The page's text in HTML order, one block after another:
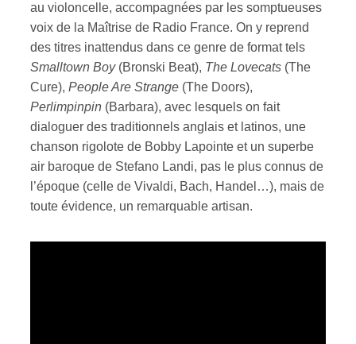
au violoncelle, accompagnées par les somptueuses
voix de la Maîtrise de Radio France. On y reprend
des titres inattendus dans ce genre de format tels
Smalltown Boy(Bronski Beat), The Lovecats (The
Cure), People Are Strange (The Doors),
Perlimpinpin (Barbara), avec lesquels on fait
dialoguer des traditionnels anglais et latinos, une
chanson rigolote de Bobby Lapointe et un superbe
air baroque de Stefano Landi, pas le plus connus de
l’époque (celle de Vivaldi, Bach, Handel…), mais de
toute évidence, un remarquable artisan.